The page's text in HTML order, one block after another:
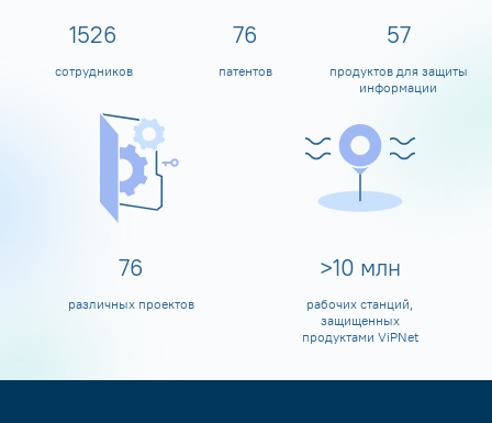
1600
сотрудников
80
патентов
60
продуктов для защиты
информации
80
различных проектов
>10 млн
рабочих станций,
защищенных
продуктами ViPNet